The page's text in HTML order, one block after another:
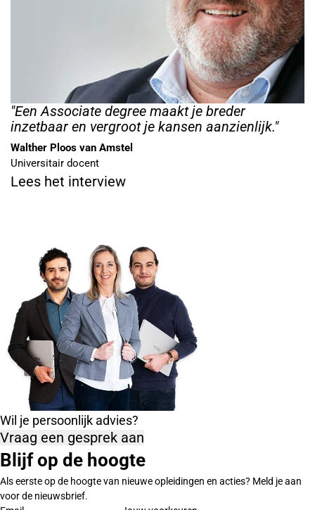
"Een Associate degree maakt je breder
inzetbaar en vergroot je kansen aanzienlijk."
Walther Ploos van Amstel
Universitair docent
Lees het interview
Wil je persoonlijk advies?
Vraag een gesprek aan
Blijf op de hoogte
Als eerste op de hoogte van nieuwe opleidingen en acties? Meld je aan
voor de nieuwsbrief.